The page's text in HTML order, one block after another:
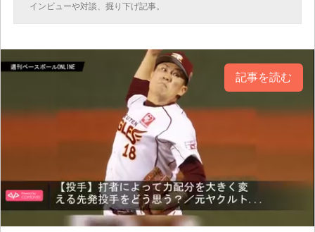
インビューや対談、掘り下げ記事。
記事を読む